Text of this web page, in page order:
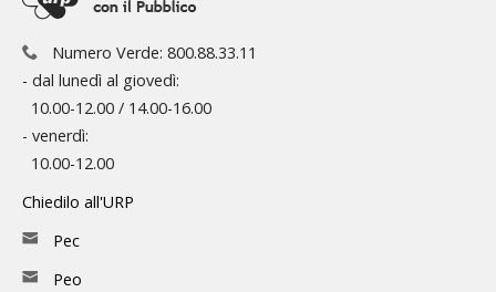
Numero Verde: 800.88.33.11
- dal lunedì al giovedì:
10.00-12.00 / 14.00-16.00
- venerdì:
10.00-12.00
Chiedilo all'URP
Pec
Peo